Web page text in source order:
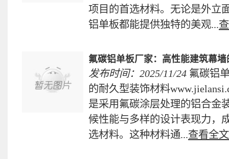
项目的首选材料。无论是外立
铝单板都能提供独特的美观...
氟碳铝单板厂家：高性能建筑幕
发布时间：2025/11/24 氟碳铝
的耐久型装饰材料
是采用氟碳涂层处理的铝合金
候性能与多样的设计表现力，
选材料。这种材料通...查看全文